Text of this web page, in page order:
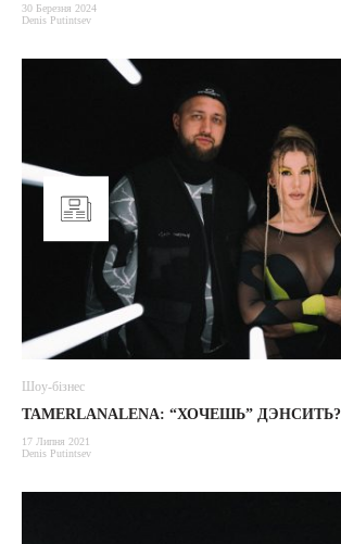
30 Березня 2024
Denis Putintsev
Шоу-бізнес
TAMERLANALENA: “ХОЧЕШЬ” ДЭНСИТЬ?
17 Липня 2021
Denis Putintsev